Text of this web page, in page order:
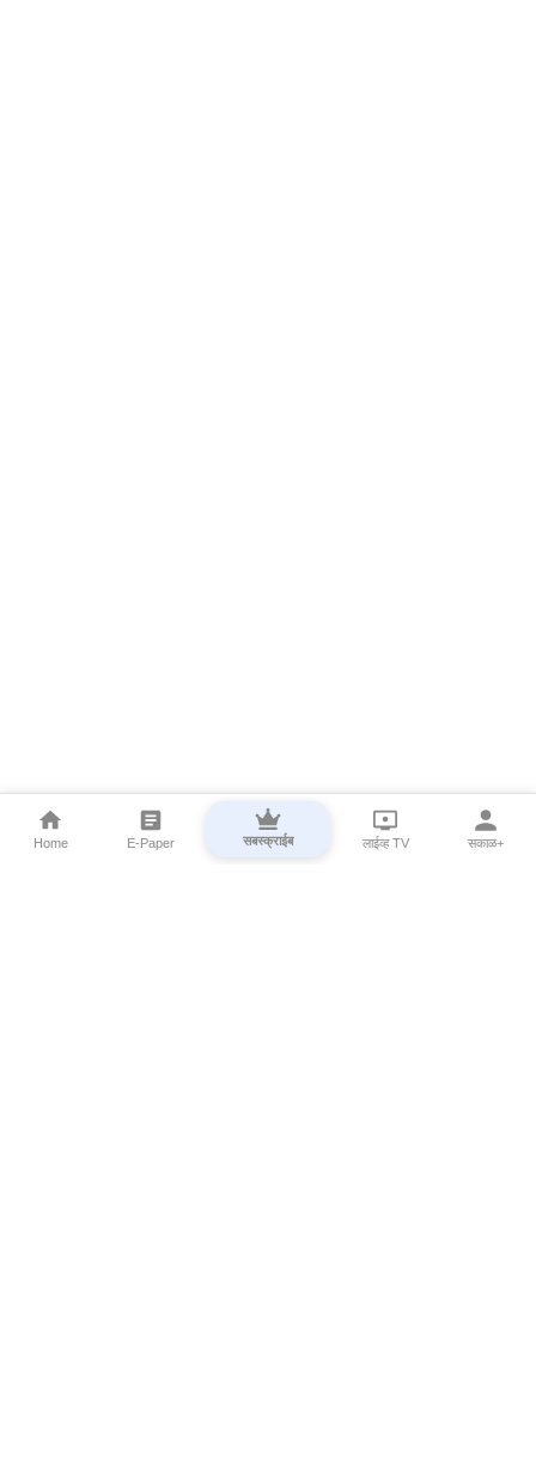
Home E-Paper सबस्क्राईब लाईव्ह TV सकाळ+